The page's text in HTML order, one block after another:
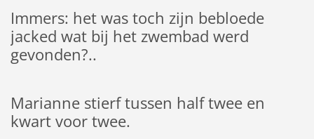
Immers: het was toch zijn bebloede
jacked wat bij het zwembad werd
gevonden?..
Marianne stierf tussen half twee en
kwart voor twee.